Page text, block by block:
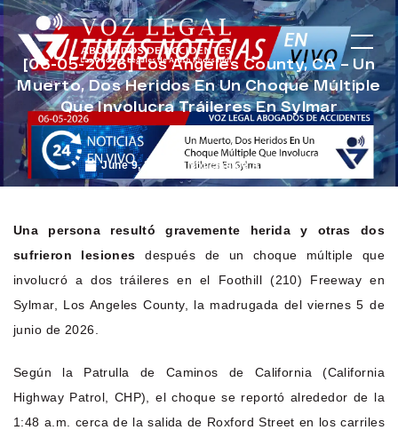
[06-05-2026] Los Angeles County, CA – Un
Muerto, Dos Heridos En Un Choque Múltiple
Que Involucra Tráileres En Sylmar
June 9, 2026 Noticias de Accidentes
Una persona resultó gravemente herida y otras dos
sufrieron lesiones después de un choque múltiple que
involucró a dos tráileres en el Foothill (210) Freeway en
Sylmar, Los Angeles County, la madrugada del viernes 5 de
junio de 2026.
Según la Patrulla de Caminos de California (California
Highway Patrol, CHP), el choque se reportó alrededor de la
1:48 a.m. cerca de la salida de Roxford Street en los carriles